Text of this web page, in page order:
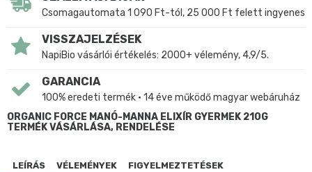
Csomagautomata 1 090 Ft-tól, 25 000 Ft felett ingyenes
VISSZAJELZÉSEK
NapiBio vásárlói értékelés: 2000+ vélemény, 4,9/5.
GARANCIA
100% eredeti termék • 14 éve működő magyar webáruház
ORGANIC FORCE MANÓ-MANNA ELIXÍR GYERMEK 210G
TERMÉK VÁSÁRLÁSA, RENDELÉSE
LEÍRÁS VÉLEMÉNYEK FIGYELMEZTETÉSEK